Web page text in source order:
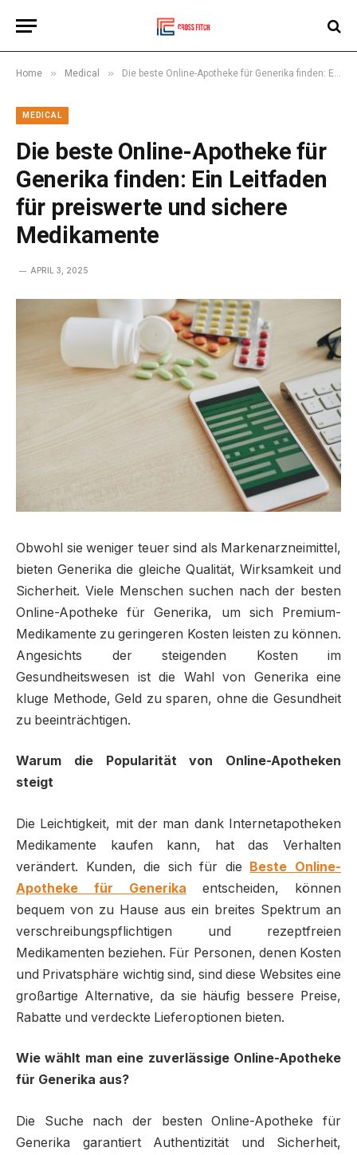
Home » Medical » Die beste Online-Apotheke für Generika finden: Ein Leitfaden für preiswerte und sichere Medikamente
MEDICAL
Die beste Online-Apotheke für
Generika finden: Ein Leitfaden
für preiswerte und sichere
Medikamente
APRIL 3, 2025
Obwohl sie weniger teuer sind als Markenarzneimittel,
bieten Generika die gleiche Qualität, Wirksamkeit und
Sicherheit. Viele Menschen suchen nach der besten
Online-Apotheke für Generika, um sich Premium-
Medikamente zu geringeren Kosten leisten zu können.
Angesichts der steigenden Kosten im
Gesundheitswesen ist die Wahl von Generika eine
kluge Methode, Geld zu sparen, ohne die Gesundheit
zu beeinträchtigen.
Warum die Popularität von Online-Apotheken
steigt
Die Leichtigkeit, mit der man dank Internetapotheken
Medikamente kaufen kann, hat das Verhalten
verändert. Kunden, die sich für die Beste Online-
Apotheke für Generika entscheiden, können
bequem von zu Hause aus ein breites Spektrum an
verschreibungspflichtigen und rezeptfreien
Medikamenten beziehen. Für Personen, denen Kosten
und Privatsphäre wichtig sind, sind diese Websites eine
großartige Alternative, da sie häufig bessere Preise,
Rabatte und verdeckte Lieferoptionen bieten.
Wie wählt man eine zuverlässige Online-Apotheke
für Generika aus?
Die Suche nach der besten Online-Apotheke für
Generika garantiert Authentizität und Sicherheit,